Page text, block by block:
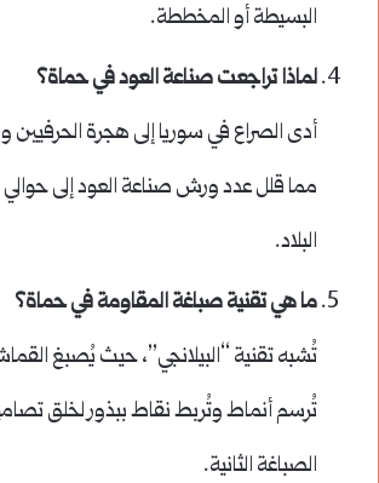
البسيطة أو المخططة.
لماذا تراجعت صناعة العود في حماة؟
أدى الصراع في سوريا إلى هجرة الحرفيين
مما قلل عدد ورش صناعة العود إلى
البلاد.
ما هي تقنية صباغة المقاومة في حماة؟
تُشبه تقنية “البيلانجي”، حيث يُصبغ
تُرسم أنماط وتُربط نقاط ببذور لخلق
الصباغة الثانية.